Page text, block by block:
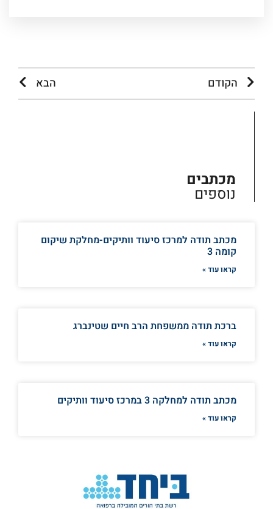
הקודם הבא
מכתבים
נוספים
מכתב תודה למרכז סיעוד וותיקים-מחלקת שיקום
קומה 3
קראו עוד »
ברכת תודה ממשפחת הרב חיים שטינברג
קראו עוד »
מכתב תודה למחלקה 3 במרכז סיעוד וותיקים
קראו עוד »